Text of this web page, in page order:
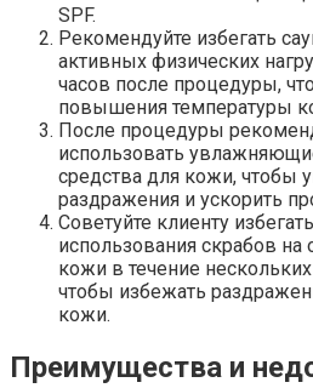
SPF.
Рекомендуйте избегать
активных физических
часов после процедуры,
повышения температуры
После процедуры
использовать
средства для кожи,
раздражения и ускорить
Советуйте клиенту
использования скрабов на
кожи в течение
чтобы избежать
кожи.
Преимущества и